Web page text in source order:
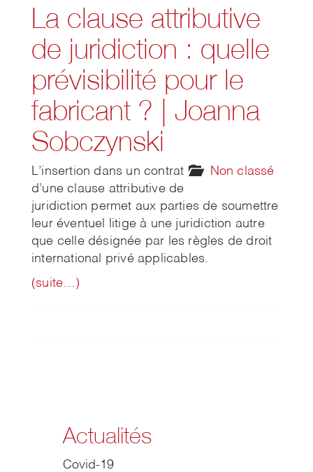
La clause attributive
de juridiction : quelle
prévisibilité pour le
fabricant ? | Joanna
Sobczynski
Non classé
L’insertion dans un contrat
d’une clause attributive de
juridiction permet aux parties de soumettre
leur éventuel litige à une juridiction autre
que celle désignée par les règles de droit
international privé applicables.
(suite…)
Actualités
Covid-19